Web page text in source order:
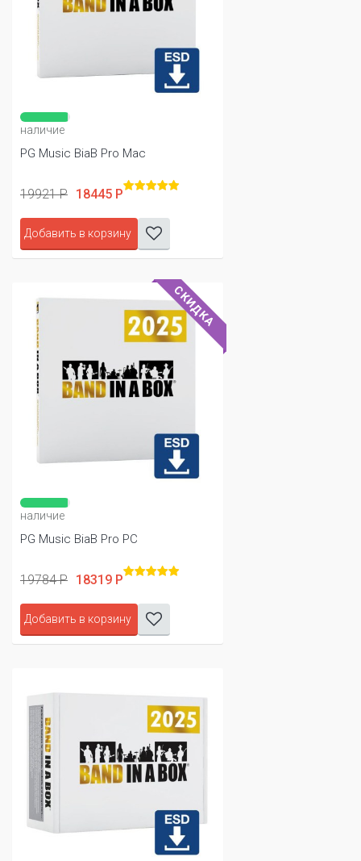
наличие
PG Music BiaB Pro Mac
19921 Р 18445 Р
Добавить в корзину
СКИДКА
наличие
PG Music BiaB Pro PC
19784 Р 18319 Р
Добавить в корзину